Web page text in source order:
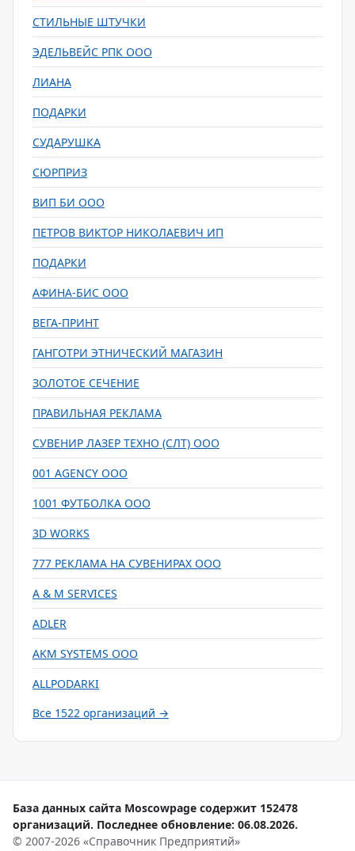
СТИЛЬНЫЕ ШТУЧКИ
ЭДЕЛЬВЕЙС РПК ООО
ЛИАНА
ПОДАРКИ
СУДАРУШКА
СЮРПРИЗ
ВИП БИ ООО
ПЕТРОВ ВИКТОР НИКОЛАЕВИЧ ИП
ПОДАРКИ
АФИНА-БИС ООО
ВЕГА-ПРИНТ
ГАНГОТРИ ЭТНИЧЕСКИЙ МАГАЗИН
ЗОЛОТОЕ СЕЧЕНИЕ
ПРАВИЛЬНАЯ РЕКЛАМА
СУВЕНИР ЛАЗЕР ТЕХНО (СЛТ) ООО
001 AGENCY ООО
1001 ФУТБОЛКА ООО
3D WORKS
777 РЕКЛАМА НА СУВЕНИРАХ ООО
A & M SERVICES
ADLER
AKM SYSTEMS ООО
ALLPODARKI
Все 1522 организаций →
База данных сайта Moscowpage содержит 152478
организаций. Последнее обновление: 06.08.2026.
© 2007-2026 «Справочник Предприятий»